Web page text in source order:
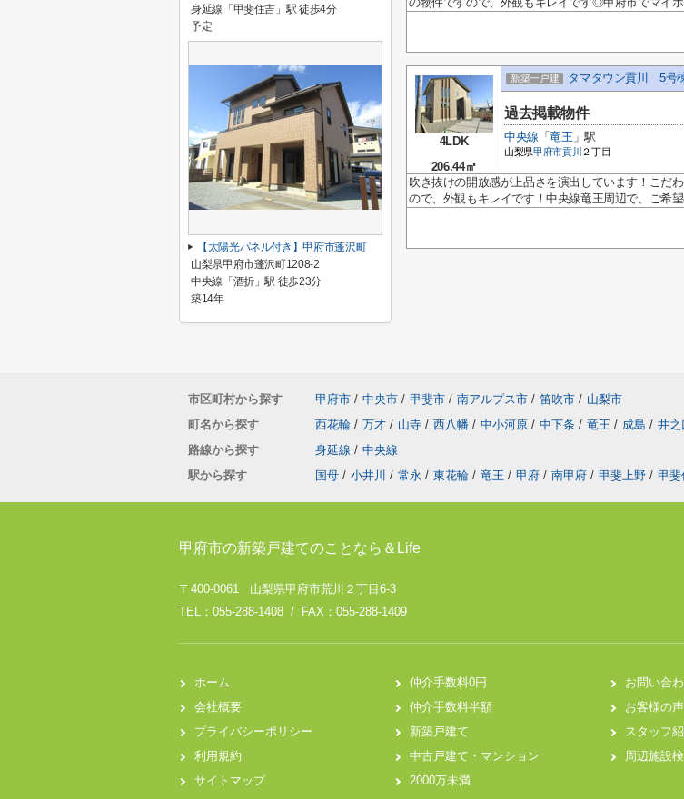
4LDK
206.44㎡
新築一戸建 タマタウン貢川 5号
過去掲載物件
中央線 「竜王 」駅
山梨県甲府市貢川 ２丁目
吹き抜けの開放感が上品さを演出しています！こだ
ので、外観もキレイです！中央線竜王周辺で、ご希
身延線「甲斐住吉」駅 徒歩4分
予定
【太陽光パネル付き】甲府市蓬沢町
山梨県甲府市蓬沢町1208-2
中央線「酒折」駅 徒歩23分
築14年
市区町村から探す 甲府市 / 中央市 / 甲斐市 / 南アルプス市 / 笛吹市 / 山梨市
町名から探す
西花輪 / 万才 / 山寺 / 西八幡 / 中小河原 / 中下条 / 竜王 / 成島 / 井之
路線から探す
身延線 / 中央線
駅から探す
国母 / 小井川 / 常永 / 東花輪 / 竜王 / 甲府 / 南甲府 / 甲斐上野 / 甲斐
甲府市の新築戸建てのことなら＆Life
〒400-0061 山梨県甲府市荒川２丁目6-3
TEL：055-288-1408 / FAX：055-288-1409
ホーム
会社概要
プライバシーポリシー
利用規約
サイトマップ
仲介手数料0円
仲介手数料半額
新築戸建て
中古戸建て・マンション
2000万未満
お問い合
お客様の声
スタッフ
周辺施設